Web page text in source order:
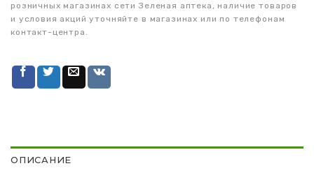
розничных магазинах сети Зеленая аптека, наличие товаров
и условия акций уточняйте в магазинах или по телефонам
контакт-центра.
ОПИСАНИЕ